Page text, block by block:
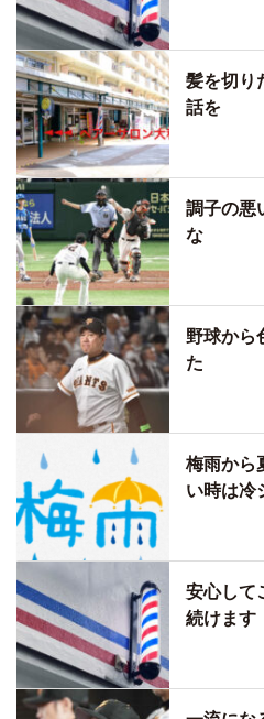
髪を切り
話を
調子の悪
な
野球から
た
梅雨から
い時は冷
安心して
続けます